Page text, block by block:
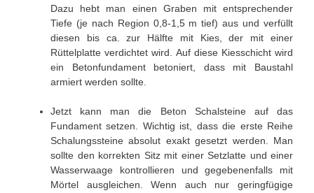
Dazu hebt man einen Graben mit entsprechender
Tiefe (je nach Region 0,8-1,5 m tief) aus und verfüllt
diesen bis ca. zur Hälfte mit Kies, der mit einer
Rüttelplatte verdichtet wird. Auf diese Kiesschicht wird
ein Betonfundament betoniert, dass mit Baustahl
armiert werden sollte.
Jetzt kann man die Beton Schalsteine auf das
Fundament setzen. Wichtig ist, dass die erste Reihe
Schalungssteine absolut exakt gesetzt werden. Man
sollte den korrekten Sitz mit einer Setzlatte und einer
Wasserwaage kontrollieren und gegebenenfalls mit
Mörtel ausgleichen. Wenn auch nur geringfügige